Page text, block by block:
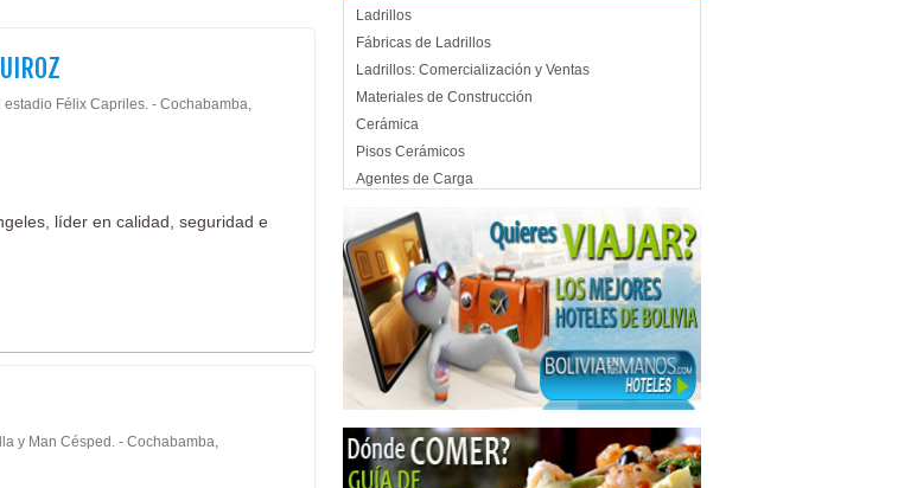
Félix Capriles. - Cochabamba,
líder en calidad, seguridad e
y Man Césped. - Cochabamba,
Ladrillos
Fábricas de Ladrillos
Ladrillos: Comercialización y Ventas
Materiales de Construcción
Cerámica
Pisos Cerámicos
Agentes de Carga
Logística
Marítimo, Transporte
Servicios de Distribución y Logística
Servicio de Carga y Transporte
Transporte de carga aérea
Transporte Aéreo
Transporte de Carga Internacional
Transporte de Carga Nacional
Transporte multimodal
Transporte Marítimo